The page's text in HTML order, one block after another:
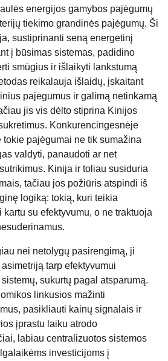
energijos gamybos pajėgumų
tiekimo grandinės pajėgumų. Ši
sustiprinanti seną energetinį
į būsimas sistemas, padidino
smūgius ir išlaikyti lankstumą
reikalauja išlaidų, įskaitant
pajėgumus ir galimą netinkamą
jis vis dėlto stiprina Kinijos
Konkurencingesnėje
pajėgumai ne tik sumažina
valdyti, panaudoti ar net
Kinija ir toliau susiduria
tačiau jos požiūris atspindi iš
logiką: tokią, kuri teikia
su efektyvumu, o ne traktuoja
nei netolygų pasirengimą, ji
tarp efektyvumui
sukurtų pagal atsparumą.
linkusios mažinti
pasikliauti kainų signalais ir
įprastu laiku atrodo
labiau centralizuotos sistemos
investicijoms į